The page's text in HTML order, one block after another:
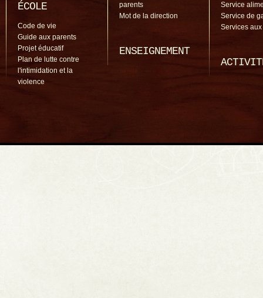
ÉCOLE
Code de vie
Guide aux parents
Projet éducatif
Plan de lutte contre
l'intimidation et la
violence
parents
Mot de la direction
ENSEIGNEMENT
Service
Service de
Services